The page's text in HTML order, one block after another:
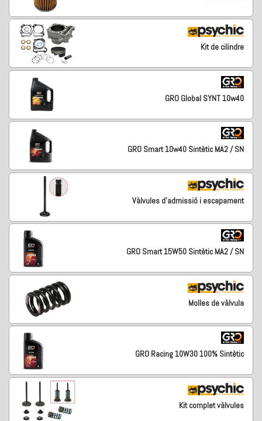
Kit de cilindre
GRO Global SYNT 10w40
GRO Smart 10w40 Sintètic MA2 / SN
Vàlvules d'admissió i escapament
GRO Smart 15W50 Sintètic MA2 / SN
Molles de vàlvula
GRO Racing 10W30 100% Sintètic
Kit complet vàlvules